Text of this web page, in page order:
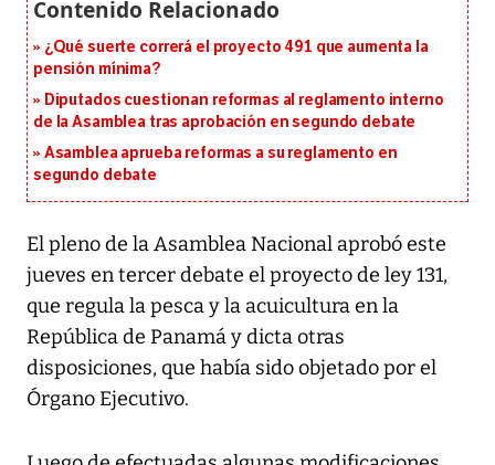
¿Qué suerte correrá el proyecto 491 que aumenta la
pensión mínima?
Diputados cuestionan reformas al reglamento interno
de la Asamblea tras aprobación en segundo debate
Asamblea aprueba reformas a su reglamento en
segundo debate
El pleno de la Asamblea Nacional aprobó este
jueves en tercer debate el proyecto de ley 131,
que regula la pesca y la acuicultura en la
República de Panamá y dicta otras
disposiciones, que había sido objetado por el
Órgano Ejecutivo.